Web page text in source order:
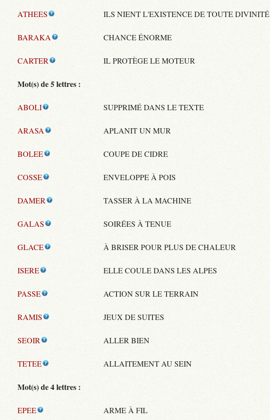
ATHEES ILS NIENT L'EXISTENCE DE TOUTE DIVINITÉ
BARAKA CHANCE ÉNORME
CARTER IL PROTÈGE LE MOTEUR
Mot(s) de 5 lettres :
ABOLI SUPPRIMÉ DANS LE TEXTE
ARASA APLANIT UN MUR
BOLEE COUPE DE CIDRE
COSSE ENVELOPPE À POIS
DAMER TASSER À LA MACHINE
GALAS SOIRÉES À TENUE
GLACE À BRISER POUR PLUS DE CHALEUR
ISERE ELLE COULE DANS LES ALPES
PASSE ACTION SUR LE TERRAIN
RAMIS JEUX DE SUITES
SEOIR ALLER BIEN
TETEE ALLAITEMENT AU SEIN
Mot(s) de 4 lettres :
EPEE ARME À FIL